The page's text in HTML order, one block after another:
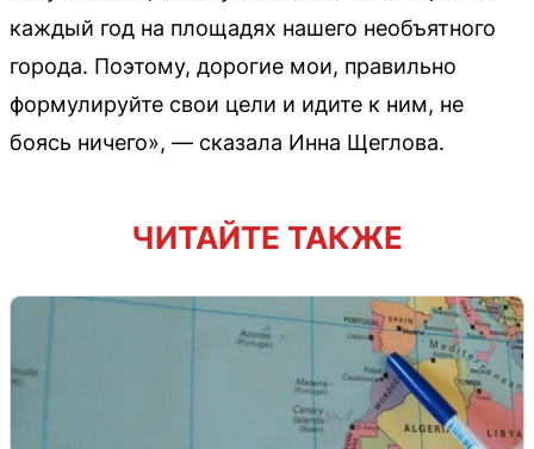
каждый год на площадях нашего необъятного
города. Поэтому, дорогие мои, правильно
формулируйте свои цели и идите к ним, не
боясь ничего», — сказала Инна Щеглова.
ЧИТАЙТЕ ТАКЖЕ